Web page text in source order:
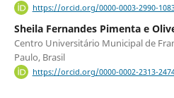
https://orcid.org/0000-0003-2990-
Sheila Fernandes Pimenta e
Centro Universitário Municipal de
Paulo, Brasil
https://orcid.org/0000-0002-2313-